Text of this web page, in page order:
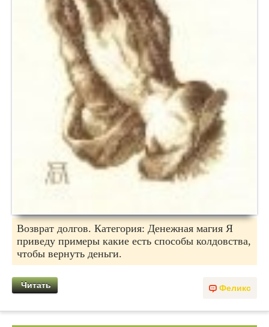
Возврат долгов. Категория: Денежная магия Я
приведу примеры какие есть способы колдовства,
чтобы вернуть деньги.
Феликс
Читать